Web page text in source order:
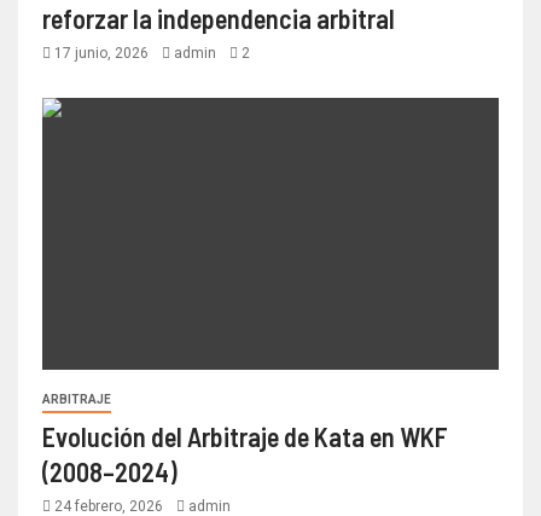
reforzar la independencia arbitral
17 junio, 2026 admin 2
ARBITRAJE
Evolución del Arbitraje de Kata en WKF
(2008–2024)
24 febrero, 2026 admin